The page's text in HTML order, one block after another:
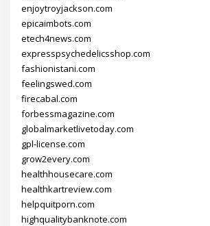
enjoytroyjackson.com
epicaimbots.com
etech4news.com
expresspsychedelicsshop.com
fashionistani.com
feelingswed.com
firecabal.com
forbessmagazine.com
globalmarketlivetoday.com
gpl-license.com
grow2every.com
healthhousecare.com
healthkartreview.com
helpquitporn.com
highqualitybanknote.com